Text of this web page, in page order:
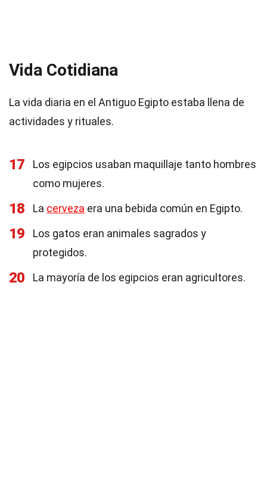
Vida Cotidiana
La vida diaria en el Antiguo Egipto estaba llena de
actividades y rituales.
17
Los egipcios usaban maquillaje tanto hombres
como mujeres.
18 La cerveza era una bebida común en Egipto.
19
Los gatos eran animales sagrados y
protegidos.
20 La mayoría de los egipcios eran agricultores.